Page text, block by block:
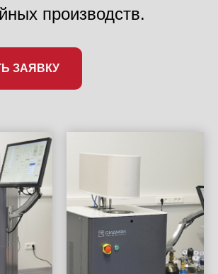
производств.
ЗАЯВКУ